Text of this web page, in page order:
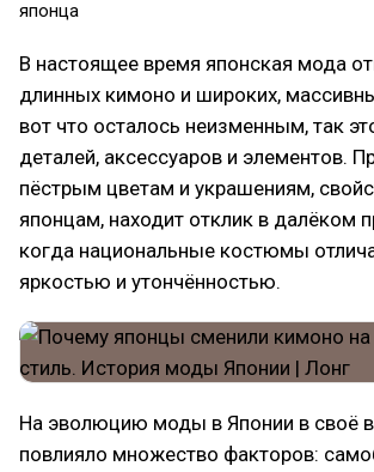
японца
В настоящее время японская мода
длинных кимоно и широких,
вот что осталось неизменным, так
деталей, аксессуаров и элементов.
пёстрым цветам и украшениям,
японцам, находит отклик в далёком
когда национальные костюмы
яркостью и утончённостью.
На эволюцию моды в Японии в своё
повлияло множество факторов: